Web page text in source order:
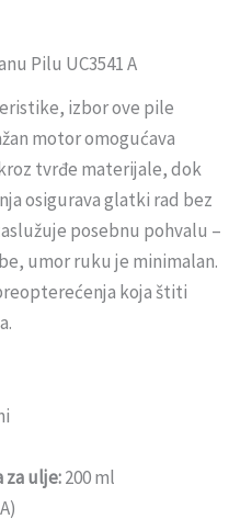
Pilu UC3541 A
izbor ove pile
motor omogućava
tvrđe materijale, dok
osigurava glatki rad bez
posebnu pohvalu –
umor ruku je minimalan.
koja štiti
za ulje:200 ml